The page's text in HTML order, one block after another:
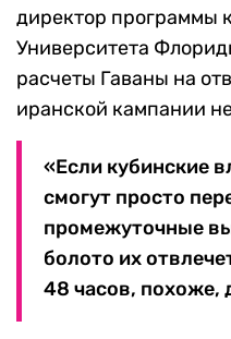
директор программы
Университета
расчеты Гаваны на
иранской кампании
«Если кубинские
смогут просто
промежуточные
болото их
48 часов, похоже,